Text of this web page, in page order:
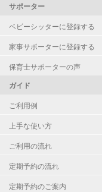
サポーター
ベビーシッターに登録する
家事サポーターに登録する
保育士サポーターの声
ガイド
ご利用例
上手な使い方
ご利用の流れ
定期予約の流れ
定期予約のご案内